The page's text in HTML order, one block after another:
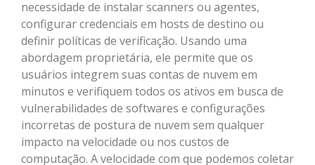
necessidade de instalar scanners ou agentes,
configurar credenciais em hosts de destino ou
definir políticas de verificação. Usando uma
abordagem proprietária, ele permite que os
usuários integrem suas contas de nuvem em
minutos e verifiquem todos os ativos em busca de
vulnerabilidades de softwares e configurações
incorretas de postura de nuvem sem qualquer
impacto na velocidade ou nos custos de
computação. A velocidade com que podemos coletar